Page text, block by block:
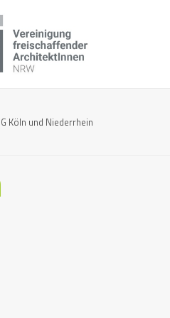
Köln und Niederrhein